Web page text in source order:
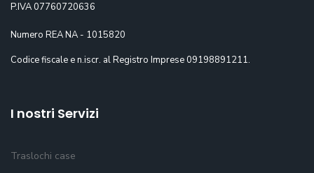
P.IVA 07760720636
Numero REA NA - 1015820
Codice fiscale e n.iscr. al Registro Imprese 09198891211.
I nostri Servizi
Traslochi case